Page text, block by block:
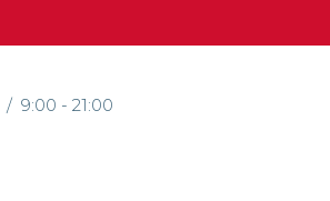
/ 9:00 - 21:00